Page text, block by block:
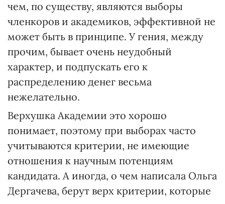
чем, по существу, являются выборы
членкоров и академиков, эффективной не
может быть в принципе. У гения, между
прочим, бывает очень неудобный
характер, и подпускать его к
распределению денег весьма
нежелательно.
Верхушка Академии это хорошо
понимает, поэтому при выборах часто
учитываются критерии, не имеющие
отношения к научным потенциям
кандидата. А иногда, о чем написала Ольга
Дергачева, берут верх критерии, которые